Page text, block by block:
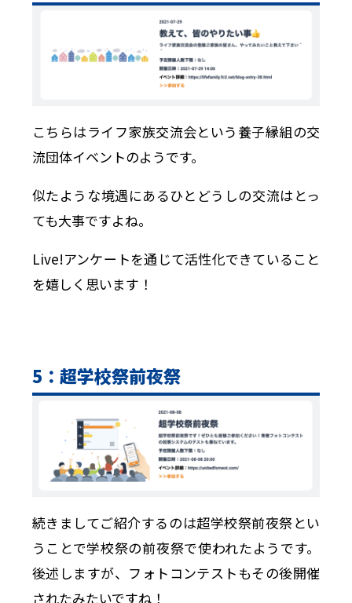
こちらはライフ家族交流会という養子縁組の交
流団体イベントのようです。
似たような境遇にあるひとどうしの交流はとっ
ても大事ですよね。
Live!アンケートを通じて活性化できていること
を嬉しく思います！
5：超学校祭前夜祭
続きましてご紹介するのは超学校祭前夜祭とい
うことで学校祭の前夜祭で使われたようです。
後述しますが、フォトコンテストもその後開催
されたみたいですね！